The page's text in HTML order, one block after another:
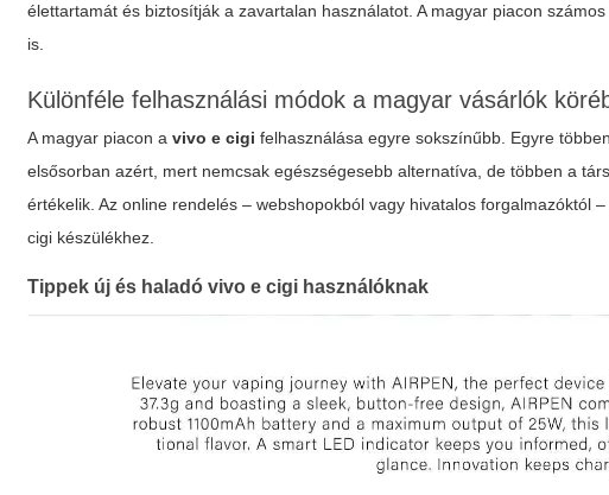
élettartamát és biztosítják a zavartalan használatot. A magyar piacon
is.
Különféle felhasználási módok a magyar vásárlók
A magyar piacon avivo e cigi felhasználása egyre sokszínűbb. Egyre
elsősorban azért, mert nemcsak egészségesebb alternatíva, de többen a
értékelik. Az online rendelés – webshopokból vagy hivatalos
cigi készülékhez.
Tippek új és haladóvivo e cigi használóknak